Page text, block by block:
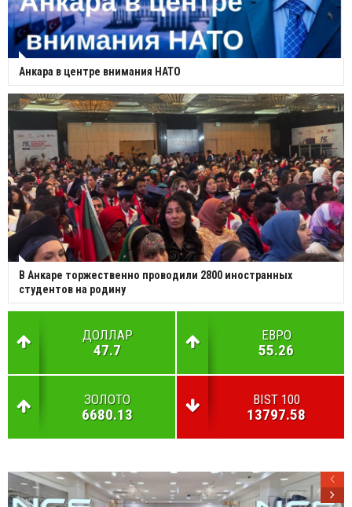
Анкара в центре внимания НАТО
В Анкаре торжественно проводили 2800 иностранных
студентов на родину
ДОЛЛАР
47.7
ЕВРО
55.26
ЗОЛОТО
6680.13
BIST 100
13797.58